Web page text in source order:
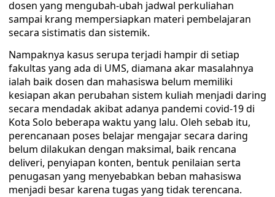
dosen yang mengubah-ubah jadwal perkuliahan
sampai krang mempersiapkan materi pembelajaran
secara sistimatis dan sistemik.
Nampaknya kasus serupa terjadi hampir di setiap
fakultas yang ada di UMS, diamana akar masalahnya
ialah baik dosen dan mahasiswa belum memiliki
kesiapan akan perubahan sistem kuliah menjadi daring
secara mendadak akibat adanya pandemi covid-19 di
Kota Solo beberapa waktu yang lalu. Oleh sebab itu,
perencanaan poses belajar mengajar secara daring
belum dilakukan dengan maksimal, baik rencana
deliveri, penyiapan konten, bentuk penilaian serta
penugasan yang menyebabkan beban mahasiswa
menjadi besar karena tugas yang tidak terencana.